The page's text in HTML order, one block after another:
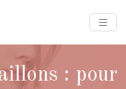
: pour